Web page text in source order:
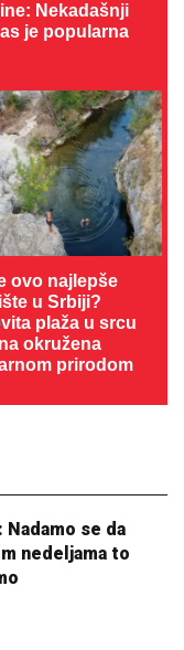
Nekadašnji
je popularna
ovo najlepše
u Srbiji?
plaža u srcu
okružena
prirodom
Nadamo se da
nedeljama to